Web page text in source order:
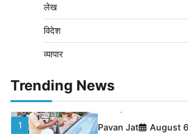
लेख
विदेश
व्यापार
Trending News
साइबर ठगी, फर्जी सिम बेचने
5 Pavan Jat
1 Pavan Jat August